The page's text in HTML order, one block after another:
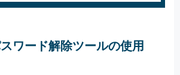
ワード解除ツールの使用